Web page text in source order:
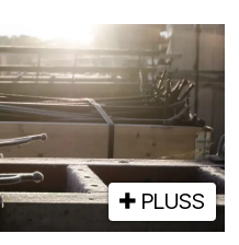
PLUSS